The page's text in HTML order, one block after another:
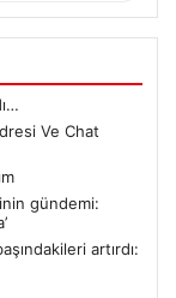
Ve Chat
gündemi:
artırdı: